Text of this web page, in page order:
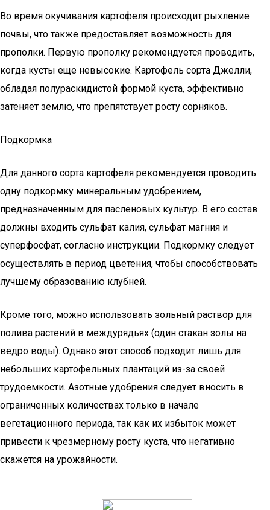
Во время окучивания картофеля происходит рыхление
почвы, что также предоставляет возможность для
прополки. Первую прополку рекомендуется проводить,
когда кусты еще невысокие. Картофель сорта Джелли,
обладая полураскидистой формой куста, эффективно
затеняет землю, что препятствует росту сорняков.
Подкормка
Для данного сорта картофеля рекомендуется проводить
одну подкормку минеральным удобрением,
предназначенным для пасленовых культур. В его состав
должны входить сульфат калия, сульфат магния и
суперфосфат, согласно инструкции. Подкормку следует
осуществлять в период цветения, чтобы способствовать
лучшему образованию клубней.
Кроме того, можно использовать зольный раствор для
полива растений в междурядьях (один стакан золы на
ведро воды). Однако этот способ подходит лишь для
небольших картофельных плантаций из-за своей
трудоемкости. Азотные удобрения следует вносить в
ограниченных количествах только в начале
вегетационного периода, так как их избыток может
привести к чрезмерному росту куста, что негативно
скажется на урожайности.